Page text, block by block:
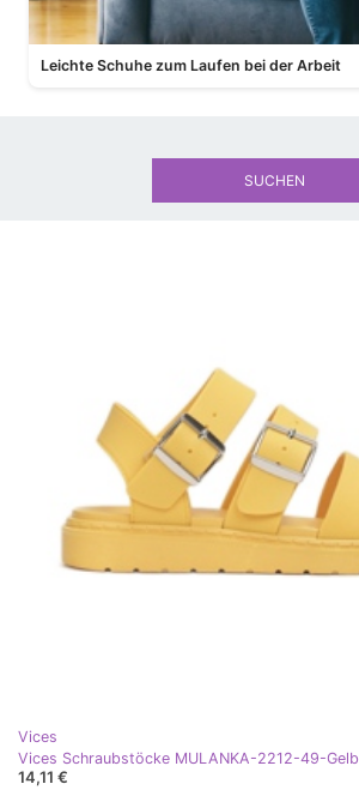
Leichte Schuhe zum Laufen bei der Arbeit
Vices
Vices Schraubstöcke MULANKA-2212-49-Gelb
14,11 €
SUCHEN